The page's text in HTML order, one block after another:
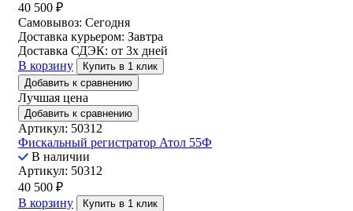
40 500 ₽
Самовывоз: Сегодня
Доставка курьером: Завтра
Доставка СДЭК: от 3х дней
В корзину
Купить в 1 клик
Добавить к сравнению
Лучшая цена
Добавить к сравнению
Артикул: 50312
Фискальный регистратор Атол 55Ф
В наличии
Артикул: 50312
40 500 ₽
В корзину
Купить в 1 клик